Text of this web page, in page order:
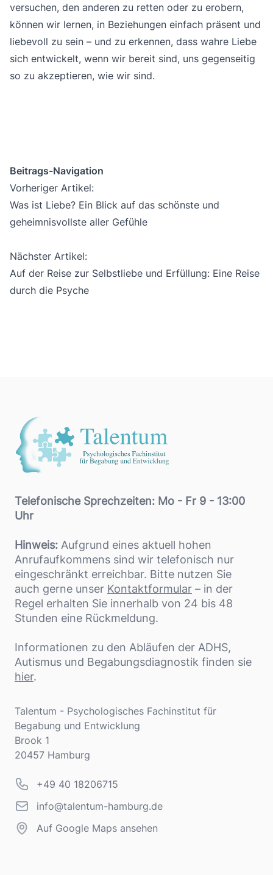
versuchen, den anderen zu retten oder zu erobern,
können wir lernen, in Beziehungen einfach präsent und
liebevoll zu sein – und zu erkennen, dass wahre Liebe
sich entwickelt, wenn wir bereit sind, uns gegenseitig
so zu akzeptieren, wie wir sind.
Beitrags-Navigation
Vorheriger Artikel:
Was ist Liebe? Ein Blick auf das schönste und
geheimnisvollste aller Gefühle
Nächster Artikel:
Auf der Reise zur Selbstliebe und Erfüllung: Eine Reise
durch die Psyche
Telefonische Sprechzeiten: Mo - Fr 9 - 13:00
Uhr
Hinweis: Aufgrund eines aktuell hohen
Anrufaufkommens sind wir telefonisch nur
eingeschränkt erreichbar. Bitte nutzen Sie
auch gerne unser Kontaktformular – in der
Regel erhalten Sie innerhalb von 24 bis 48
Stunden eine Rückmeldung.
Informationen zu den Abläufen der ADHS,
Autismus und Begabungsdiagnostik finden sie
hier.
Adresse
Talentum - Psychologisches Fachinstitut für
Begabung und Entwicklung
Brook 1
20457 Hamburg
Telefonnummer
+49 40 18206715
info@talentum-hamburg.de
info@talentum-hamburg.de
Auf Google Maps ansehen